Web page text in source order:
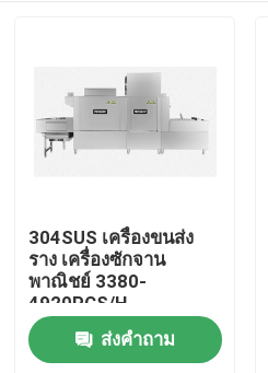
บ้าน
ผลิตภัณฑ์
304SUS เครื่องขนส่ง
ราง เครื่องซักจาน
พาณิชย์ 3380-
4920PCS/H
ส่งคำถาม